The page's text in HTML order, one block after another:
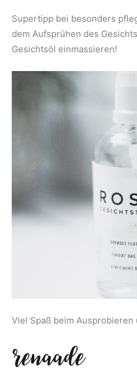
Supertipp bei besonders
dem Aufsprühen des
Gesichtsöl einmassieren!
Viel Spaß beim Ausprobieren